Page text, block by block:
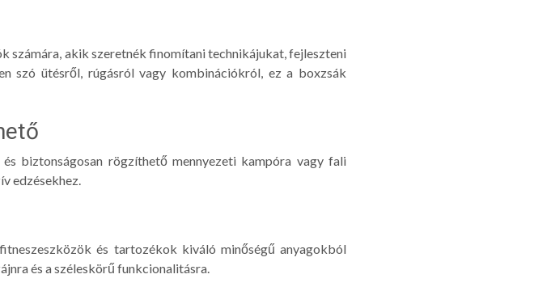
számára, akik szeretnék finomítani technikájukat, fejleszteni
szó ütésről, rúgásról vagy kombinációkról, ez a boxzsák
biztonságosan rögzíthető mennyezeti kampóra vagy fali
edzésekhez.
és tartozékok kiváló minőségű anyagokból
és a széleskörű funkcionalitásra.